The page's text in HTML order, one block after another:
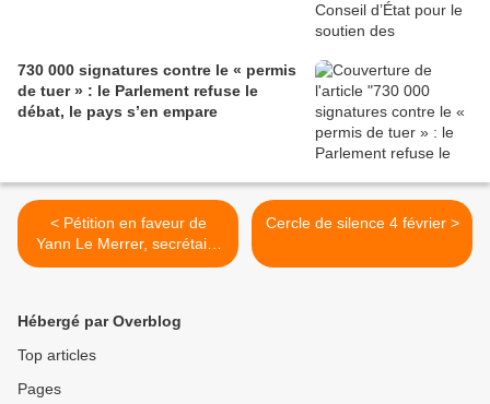
730 000 signatures contre le « permis
de tuer » : le Parlement refuse le
débat, le pays s’en empare
< Pétition en faveur de
Yann Le Merrer, secrétaire
départemental adjoint de
Cercle de silence 4 février >
Hébergé par Overblog
Top articles
Pages